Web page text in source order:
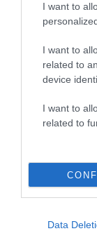
I want to
I want to
related to
device
I want to
related to
Data
Grillezett